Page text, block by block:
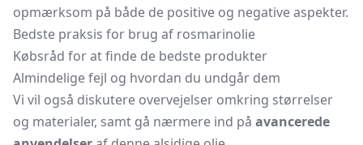
opmærksom på både de positive og negative aspekter.
Bedste praksis for brug af rosmarinolie
Købsråd for at finde de bedste produkter
Almindelige fejl og hvordan du undgår dem
Vi vil også diskutere overvejelser omkring størrelser
og materialer, samt gå nærmere ind på avancerede